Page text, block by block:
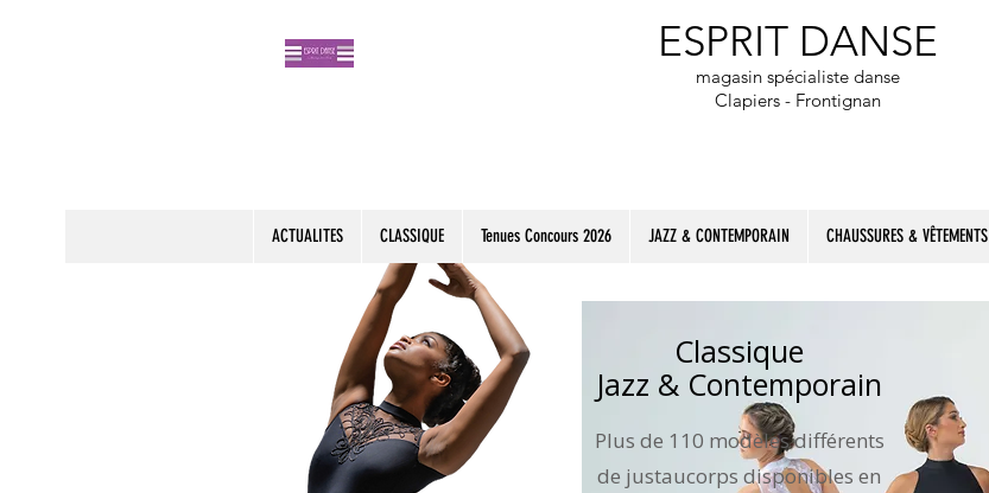
​ESPRIT DANSE
magasin spécialiste danse
Clapiers - Frontignan
ACTUALITES CLASSIQUE Tenues Concours 2026 JAZZ & CONTEMPORAIN CHAUSSURES & VÊTEMENTS
Classique
Jazz & Contemporain
Plus de 110 modèles différents
de justaucorps disponibles en